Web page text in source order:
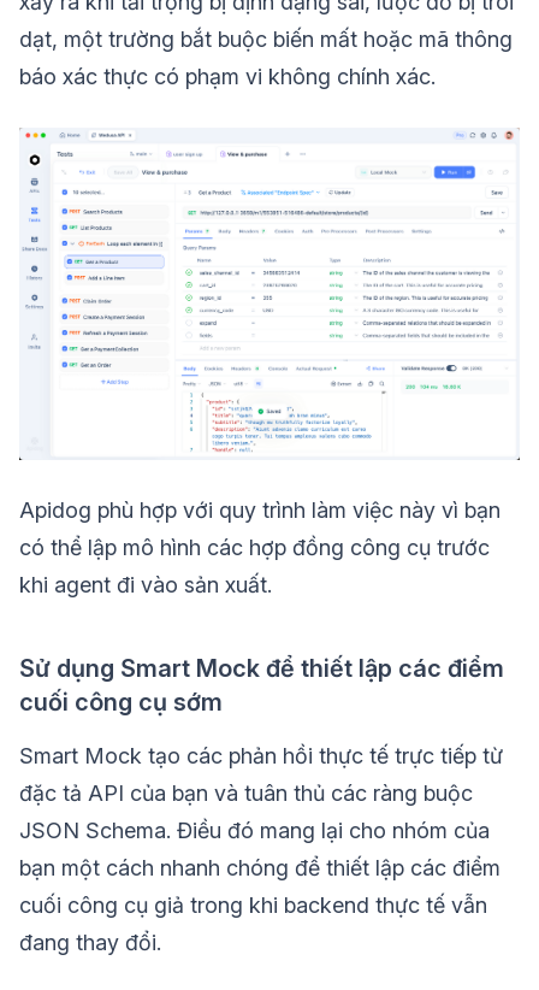
dạt, một trường bắt buộc biến mất hoặc mã thông
báo xác thực có phạm vi không chính xác.
Apidog phù hợp với quy trình làm việc này vì bạn
có thể lập mô hình các hợp đồng công cụ trước
khi agent đi vào sản xuất.
Sử dụng Smart Mock để thiết lập các điểm
cuối công cụ sớm
Smart Mock tạo các phản hồi thực tế trực tiếp từ
đặc tả API của bạn và tuân thủ các ràng buộc
JSON Schema. Điều đó mang lại cho nhóm của
bạn một cách nhanh chóng để thiết lập các điểm
cuối công cụ giả trong khi backend thực tế vẫn
đang thay đổi.